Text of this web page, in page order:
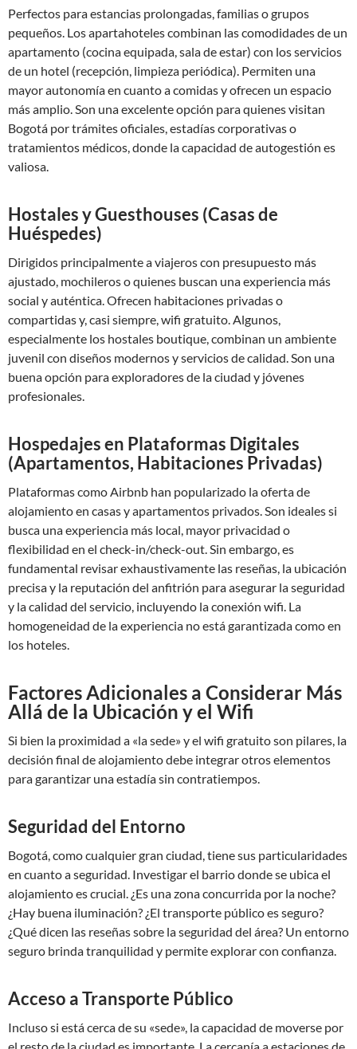
Perfectos para estancias prolongadas, familias o grupos
pequeños. Los apartahoteles combinan las comodidades de un
apartamento (cocina equipada, sala de estar) con los servicios
de un hotel (recepción, limpieza periódica). Permiten una
mayor autonomía en cuanto a comidas y ofrecen un espacio
más amplio. Son una excelente opción para quienes visitan
Bogotá por trámites oficiales, estadías corporativas o
tratamientos médicos, donde la capacidad de autogestión es
valiosa.
Hostales y Guesthouses (Casas de
Huéspedes)
Dirigidos principalmente a viajeros con presupuesto más
ajustado, mochileros o quienes buscan una experiencia más
social y auténtica. Ofrecen habitaciones privadas o
compartidas y, casi siempre, wifi gratuito. Algunos,
especialmente los hostales boutique, combinan un ambiente
juvenil con diseños modernos y servicios de calidad. Son una
buena opción para exploradores de la ciudad y jóvenes
profesionales.
Hospedajes en Plataformas Digitales
(Apartamentos, Habitaciones Privadas)
Plataformas como Airbnb han popularizado la oferta de
alojamiento en casas y apartamentos privados. Son ideales si
busca una experiencia más local, mayor privacidad o
flexibilidad en el check-in/check-out. Sin embargo, es
fundamental revisar exhaustivamente las reseñas, la ubicación
precisa y la reputación del anfitrión para asegurar la seguridad
y la calidad del servicio, incluyendo la conexión wifi. La
homogeneidad de la experiencia no está garantizada como en
los hoteles.
Factores Adicionales a Considerar Más
Allá de la Ubicación y el Wifi
Si bien la proximidad a «la sede» y el wifi gratuito son pilares, la
decisión final de alojamiento debe integrar otros elementos
para garantizar una estadía sin contratiempos.
Seguridad del Entorno
Bogotá, como cualquier gran ciudad, tiene sus particularidades
en cuanto a seguridad. Investigar el barrio donde se ubica el
alojamiento es crucial. ¿Es una zona concurrida por la noche?
¿Hay buena iluminación? ¿El transporte público es seguro?
¿Qué dicen las reseñas sobre la seguridad del área? Un entorno
seguro brinda tranquilidad y permite explorar con confianza.
Acceso a Transporte Público
Incluso si está cerca de su «sede», la capacidad de moverse por